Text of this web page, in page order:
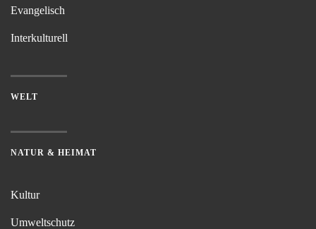
Evangelisch
Interkulturell
WELT
NATUR & HEIMAT
Kultur
Umweltschutz